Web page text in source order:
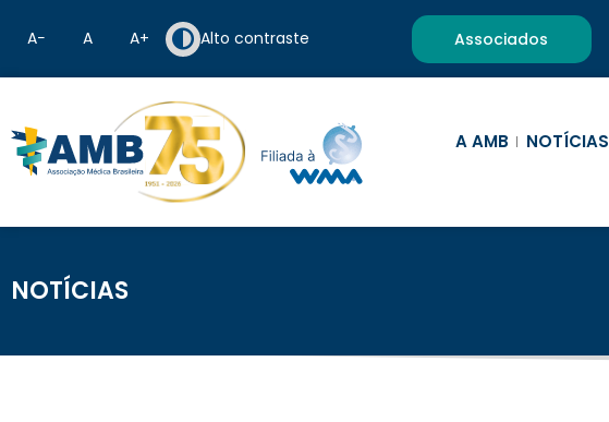
A− A A+ Alto contraste Associados
A AMB NOTÍCIAS
NOTÍCIAS